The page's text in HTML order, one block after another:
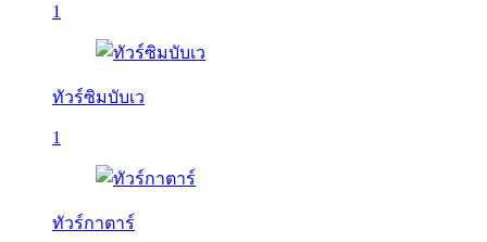
1
ทัวร์ซิมบับเว
1
ทัวร์กาตาร์